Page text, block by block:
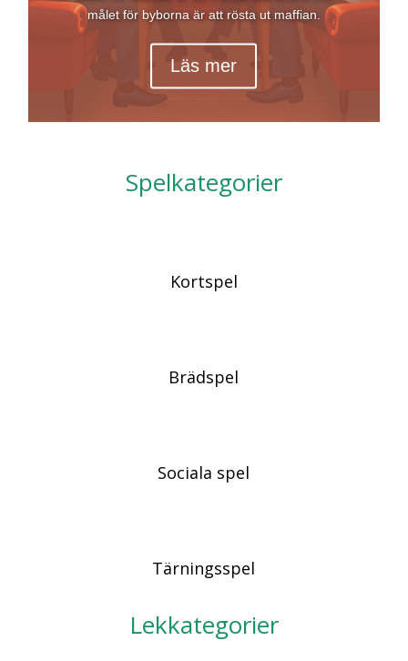
målet för byborna är att rösta ut maffian.
Läs mer
Spelkategorier
Kortspel
Brädspel
Sociala spel
Tärningsspel
Lekkategorier